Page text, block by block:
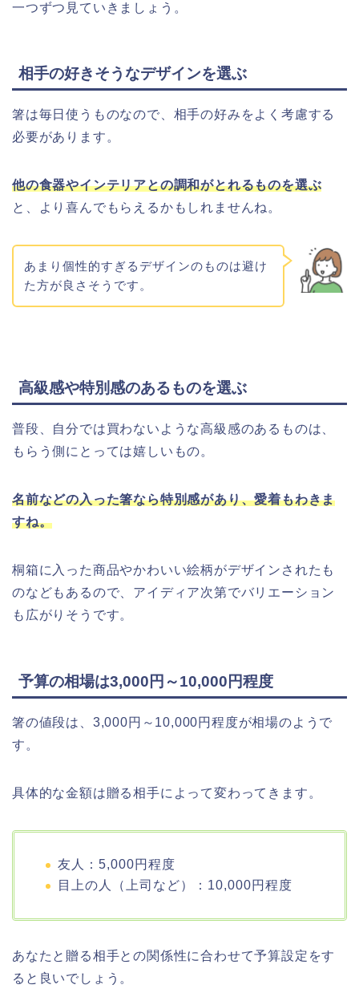
一つずつ見ていきましょう。
相手の好きそうなデザインを選ぶ
箸は毎日使うものなので、相手の好みをよく考慮する
必要があります。
他の食器やインテリアとの調和がとれるものを選ぶ
と、より喜んでもらえるかもしれませんね。
あまり個性的すぎるデザインのものは避け
た方が良さそうです。
高級感や特別感のあるものを選ぶ
普段、自分では買わないような高級感のあるものは、
もらう側にとっては嬉しいもの。
名前などの入った箸なら特別感があり、愛着もわきま
すね。
桐箱に入った商品やかわいい絵柄がデザインされたも
のなどもあるので、アイディア次第でバリエーション
も広がりそうです。
予算の相場は3,000円～10,000円程度
箸の値段は、3,000円～10,000円程度が相場のようで
す。
具体的な金額は贈る相手によって変わってきます。
友人：5,000円程度
目上の人（上司など）：10,000円程度
あなたと贈る相手との関係性に合わせて予算設定をす
ると良いでしょう。